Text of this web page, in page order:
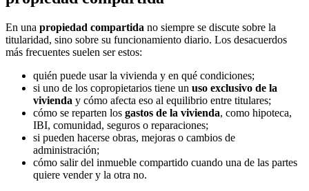
En una propiedad compartida no siempre se discute sobre la
titularidad, sino sobre su funcionamiento diario. Los desacuerdos
más frecuentes suelen ser estos:
quién puede usar la vivienda y en qué condiciones;
si uno de los copropietarios tiene un uso exclusivo de la
vivienda y cómo afecta eso al equilibrio entre titulares;
cómo se reparten los gastos de la vivienda, como hipoteca,
IBI, comunidad, seguros o reparaciones;
si pueden hacerse obras, mejoras o cambios de
administración;
cómo salir del inmueble compartido cuando una de las partes
quiere vender y la otra no.